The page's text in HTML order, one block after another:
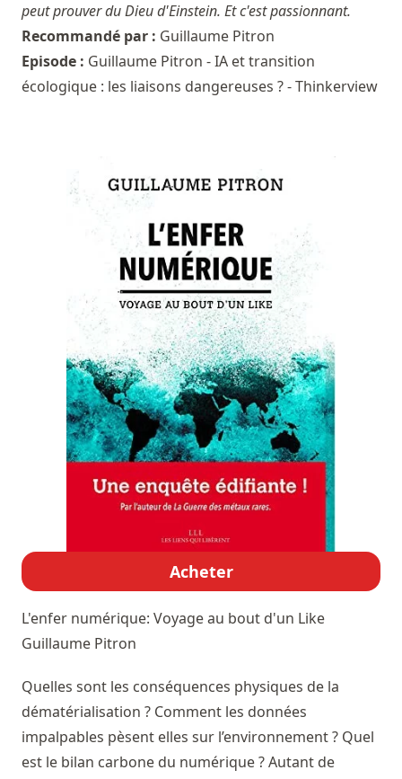
peut prouver du Dieu d'Einstein. Et c'est passionnant.
Recommandé par : Guillaume Pitron
Episode : Guillaume Pitron - IA et transition
écologique : les liaisons dangereuses ? - Thinkerview
Acheter
L'enfer numérique: Voyage au bout d'un Like
Guillaume Pitron
Quelles sont les conséquences physiques de la
dématérialisation ? Comment les données
impalpables pèsent elles sur l’environnement ? Quel
est le bilan carbone du numérique ? Autant de